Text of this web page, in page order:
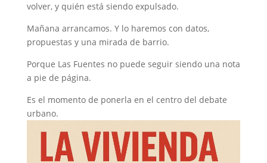
volver, y quién está siendo expulsado.
Mañana arrancamos. Y lo haremos con datos,
propuestas y una mirada de barrio.
Porque Las Fuentes no puede seguir siendo una nota
a pie de página.
Es el momento de ponerla en el centro del debate
urbano.